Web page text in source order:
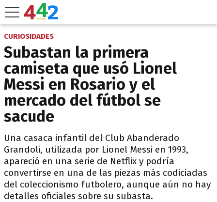
CURIOSIDADES
Subastan la primera
camiseta que usó Lionel
Messi en Rosario y el
mercado del fútbol se
sacude
Una casaca infantil del Club Abanderado
Grandoli, utilizada por Lionel Messi en 1993,
apareció en una serie de Netflix y podría
convertirse en una de las piezas más codiciadas
del coleccionismo futbolero, aunque aún no hay
detalles oficiales sobre su subasta.